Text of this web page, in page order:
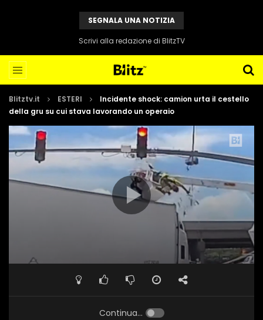
SEGNALA UNA NOTIZIA
Scrivi alla redazione di BlitzTV
Blitztv.it ESTERI
Incidente shock: camion urta il cestello
della gru su cui stava lavorando un operaio
Continua...